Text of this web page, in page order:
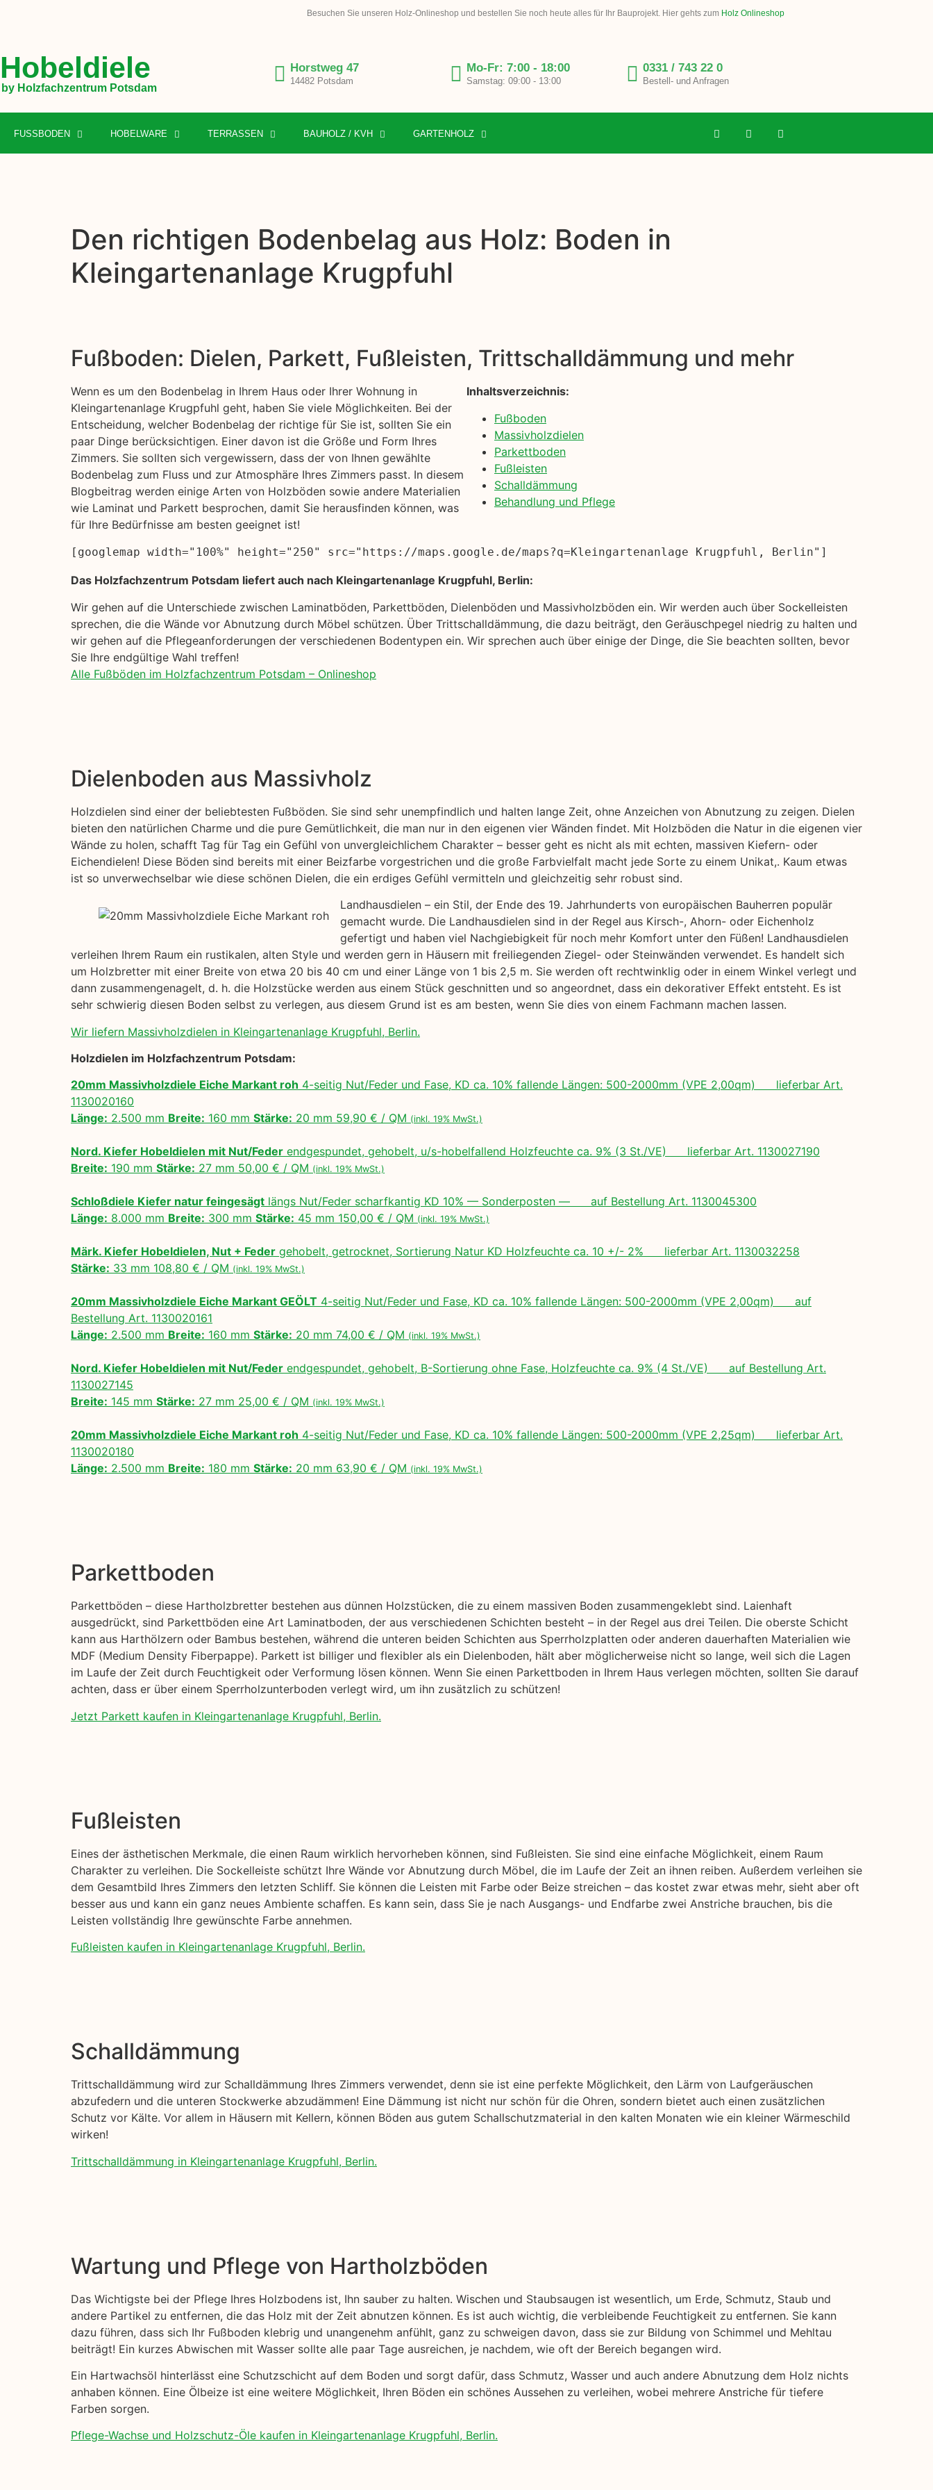
Besuchen Sie unseren Holz-Onlineshop und bestellen Sie noch heute alles für Ihr Bauprojekt. Hier gehts zum Holz Onlineshop
Hobeldiele
by Holzfachzentrum Potsdam
Horstweg 47
14482 Potsdam
Mo-Fr: 7:00 - 18:00
Samstag: 09:00 - 13:00
0331 / 743 22 0
Bestell- und Anfragen
FUSSBODEN HOBELWARE TERRASSEN BAUHOLZ / KVH GARTENHOLZ
Den richtigen Bodenbelag aus Holz: Boden in
Kleingartenanlage Krugpfuhl
Fußboden: Dielen, Parkett, Fußleisten, Trittschalldämmung und mehr
Wenn es um den Bodenbelag in Ihrem Haus oder Ihrer Wohnung in
Kleingartenanlage Krugpfuhl geht, haben Sie viele Möglichkeiten. Bei der
Entscheidung, welcher Bodenbelag der richtige für Sie ist, sollten Sie ein
paar Dinge berücksichtigen. Einer davon ist die Größe und Form Ihres
Zimmers. Sie sollten sich vergewissern, dass der von Ihnen gewählte
Bodenbelag zum Fluss und zur Atmosphäre Ihres Zimmers passt. In diesem
Blogbeitrag werden einige Arten von Holzböden sowie andere Materialien
wie Laminat und Parkett besprochen, damit Sie herausfinden können, was
für Ihre Bedürfnisse am besten geeignet ist!
Inhaltsverzeichnis:
Fußboden
Massivholzdielen
Parkettboden
Fußleisten
Schalldämmung
Behandlung und Pflege
[googlemap width="100%" height="250" src="https://maps.google.de/maps?q=Kleingartenanlage Krugpfuhl, Berlin"]
Das Holzfachzentrum Potsdam liefert auch nach Kleingartenanlage Krugpfuhl, Berlin:
Wir gehen auf die Unterschiede zwischen Laminatböden, Parkettböden, Dielenböden und Massivholzböden ein. Wir werden auch über Sockelleisten
sprechen, die die Wände vor Abnutzung durch Möbel schützen. Über Trittschalldämmung, die dazu beiträgt, den Geräuschpegel niedrig zu halten und
wir gehen auf die Pflegeanforderungen der verschiedenen Bodentypen ein. Wir sprechen auch über einige der Dinge, die Sie beachten sollten, bevor
Sie Ihre endgültige Wahl treffen!
Alle Fußböden im Holzfachzentrum Potsdam – Onlineshop
Dielenboden aus Massivholz
Holzdielen sind einer der beliebtesten Fußböden. Sie sind sehr unempfindlich und halten lange Zeit, ohne Anzeichen von Abnutzung zu zeigen. Dielen
bieten den natürlichen Charme und die pure Gemütlichkeit, die man nur in den eigenen vier Wänden findet. Mit Holzböden die Natur in die eigenen vier
Wände zu holen, schafft Tag für Tag ein Gefühl von unvergleichlichem Charakter – besser geht es nicht als mit echten, massiven Kiefern- oder
Eichendielen! Diese Böden sind bereits mit einer Beizfarbe vorgestrichen und die große Farbvielfalt macht jede Sorte zu einem Unikat,. Kaum etwas
ist so unverwechselbar wie diese schönen Dielen, die ein erdiges Gefühl vermitteln und gleichzeitig sehr robust sind.
Landhausdielen – ein Stil, der Ende des 19. Jahrhunderts von europäischen Bauherren populär
gemacht wurde. Die Landhausdielen sind in der Regel aus Kirsch-, Ahorn- oder Eichenholz
gefertigt und haben viel Nachgiebigkeit für noch mehr Komfort unter den Füßen! Landhausdielen
verleihen Ihrem Raum ein rustikalen, alten Style und werden gern in Häusern mit freiliegenden Ziegel- oder Steinwänden verwendet. Es handelt sich
um Holzbretter mit einer Breite von etwa 20 bis 40 cm und einer Länge von 1 bis 2,5 m. Sie werden oft rechtwinklig oder in einem Winkel verlegt und
dann zusammengenagelt, d. h. die Holzstücke werden aus einem Stück geschnitten und so angeordnet, dass ein dekorativer Effekt entsteht. Es ist
sehr schwierig diesen Boden selbst zu verlegen, aus diesem Grund ist es am besten, wenn Sie dies von einem Fachmann machen lassen.
Wir liefern Massivholzdielen in Kleingartenanlage Krugpfuhl, Berlin.
Holzdielen im Holzfachzentrum Potsdam:
20mm Massivholzdiele Eiche Markant roh 4-seitig Nut/Feder und Fase, KD ca. 10% fallende Längen: 500-2000mm (VPE 2,00qm) lieferbar Art.
1130020160
Länge: 2.500 mm Breite: 160 mm Stärke: 20 mm 59,90 € / QM (inkl. 19% MwSt.)
Nord. Kiefer Hobeldielen mit Nut/Feder endgespundet, gehobelt, u/s-hobelfallend Holzfeuchte ca. 9% (3 St./VE) lieferbar Art. 1130027190
Breite: 190 mm Stärke: 27 mm 50,00 € / QM (inkl. 19% MwSt.)
Schloßdiele Kiefer natur feingesägt längs Nut/Feder scharfkantig KD 10% — Sonderposten — auf Bestellung Art. 1130045300
Länge: 8.000 mm Breite: 300 mm Stärke: 45 mm 150,00 € / QM (inkl. 19% MwSt.)
Märk. Kiefer Hobeldielen, Nut + Feder gehobelt, getrocknet, Sortierung Natur KD Holzfeuchte ca. 10 +/- 2% lieferbar Art. 1130032258
Stärke: 33 mm 108,80 € / QM (inkl. 19% MwSt.)
20mm Massivholzdiele Eiche Markant GEÖLT 4-seitig Nut/Feder und Fase, KD ca. 10% fallende Längen: 500-2000mm (VPE 2,00qm) auf
Bestellung Art. 1130020161
Länge: 2.500 mm Breite: 160 mm Stärke: 20 mm 74,00 € / QM (inkl. 19% MwSt.)
Nord. Kiefer Hobeldielen mit Nut/Feder endgespundet, gehobelt, B-Sortierung ohne Fase, Holzfeuchte ca. 9% (4 St./VE) auf Bestellung Art.
1130027145
Breite: 145 mm Stärke: 27 mm 25,00 € / QM (inkl. 19% MwSt.)
20mm Massivholzdiele Eiche Markant roh 4-seitig Nut/Feder und Fase, KD ca. 10% fallende Längen: 500-2000mm (VPE 2,25qm) lieferbar Art.
1130020180
Länge: 2.500 mm Breite: 180 mm Stärke: 20 mm 63,90 € / QM (inkl. 19% MwSt.)
Parkettboden
Parkettböden – diese Hartholzbretter bestehen aus dünnen Holzstücken, die zu einem massiven Boden zusammengeklebt sind. Laienhaft
ausgedrückt, sind Parkettböden eine Art Laminatboden, der aus verschiedenen Schichten besteht – in der Regel aus drei Teilen. Die oberste Schicht
kann aus Harthölzern oder Bambus bestehen, während die unteren beiden Schichten aus Sperrholzplatten oder anderen dauerhaften Materialien wie
MDF (Medium Density Fiberpappe). Parkett ist billiger und flexibler als ein Dielenboden, hält aber möglicherweise nicht so lange, weil sich die Lagen
im Laufe der Zeit durch Feuchtigkeit oder Verformung lösen können. Wenn Sie einen Parkettboden in Ihrem Haus verlegen möchten, sollten Sie darauf
achten, dass er über einem Sperrholzunterboden verlegt wird, um ihn zusätzlich zu schützen!
Jetzt Parkett kaufen in Kleingartenanlage Krugpfuhl, Berlin.
Fußleisten
Eines der ästhetischen Merkmale, die einen Raum wirklich hervorheben können, sind Fußleisten. Sie sind eine einfache Möglichkeit, einem Raum
Charakter zu verleihen. Die Sockelleiste schützt Ihre Wände vor Abnutzung durch Möbel, die im Laufe der Zeit an ihnen reiben. Außerdem verleihen sie
dem Gesamtbild Ihres Zimmers den letzten Schliff. Sie können die Leisten mit Farbe oder Beize streichen – das kostet zwar etwas mehr, sieht aber oft
besser aus und kann ein ganz neues Ambiente schaffen. Es kann sein, dass Sie je nach Ausgangs- und Endfarbe zwei Anstriche brauchen, bis die
Leisten vollständig Ihre gewünschte Farbe annehmen.
Fußleisten kaufen in Kleingartenanlage Krugpfuhl, Berlin.
Schalldämmung
Trittschalldämmung wird zur Schalldämmung Ihres Zimmers verwendet, denn sie ist eine perfekte Möglichkeit, den Lärm von Laufgeräuschen
abzufedern und die unteren Stockwerke abzudämmen! Eine Dämmung ist nicht nur schön für die Ohren, sondern bietet auch einen zusätzlichen
Schutz vor Kälte. Vor allem in Häusern mit Kellern, können Böden aus gutem Schallschutzmaterial in den kalten Monaten wie ein kleiner Wärmeschild
wirken!
Trittschalldämmung in Kleingartenanlage Krugpfuhl, Berlin.
Wartung und Pflege von Hartholzböden
Das Wichtigste bei der Pflege Ihres Holzbodens ist, Ihn sauber zu halten. Wischen und Staubsaugen ist wesentlich, um Erde, Schmutz, Staub und
andere Partikel zu entfernen, die das Holz mit der Zeit abnutzen können. Es ist auch wichtig, die verbleibende Feuchtigkeit zu entfernen. Sie kann
dazu führen, dass sich Ihr Fußboden klebrig und unangenehm anfühlt, ganz zu schweigen davon, dass sie zur Bildung von Schimmel und Mehltau
beiträgt! Ein kurzes Abwischen mit Wasser sollte alle paar Tage ausreichen, je nachdem, wie oft der Bereich begangen wird.
Ein Hartwachsöl hinterlässt eine Schutzschicht auf dem Boden und sorgt dafür, dass Schmutz, Wasser und auch andere Abnutzung dem Holz nichts
anhaben können. Eine Ölbeize ist eine weitere Möglichkeit, Ihren Böden ein schönes Aussehen zu verleihen, wobei mehrere Anstriche für tiefere
Farben sorgen.
Pflege-Wachse und Holzschutz-Öle kaufen in Kleingartenanlage Krugpfuhl, Berlin.